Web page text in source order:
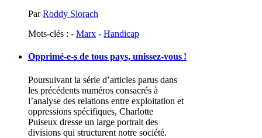
ParRoddy Slorach
Mots-clés : - Marx - Handicap
Opprimé-e-s de tous pays, unissez-vous !
Poursuivant la série d’articles parus dans
les précédents numéros consacrés à
l’analyse des relations entre exploitation et
oppressions spécifiques, Charlotte
Puiseux dresse un large portrait des
divisions qui structurent notre société.